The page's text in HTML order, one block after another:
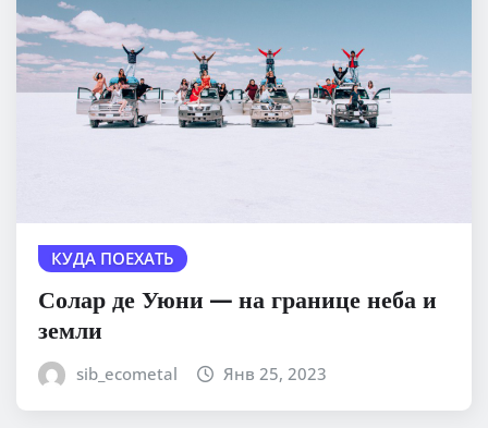
КУДА ПОЕХАТЬ
Солар де Уюни — на границе неба и
земли
sib_ecometal Янв 25, 2023